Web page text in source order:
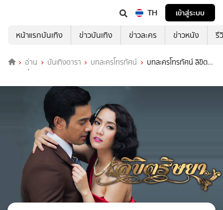
TH
เข้าสู่ระบบ
หน้าแรกบันเทิง
ข่าวบันเทิง ข่าวละคร ข่าวหนัง รี
อ่าน บันเทิงดารา บทละครโทรทัศน์
บทละครโทรทัศน์ ลิขิต
ริษยา ช่อง 7HD